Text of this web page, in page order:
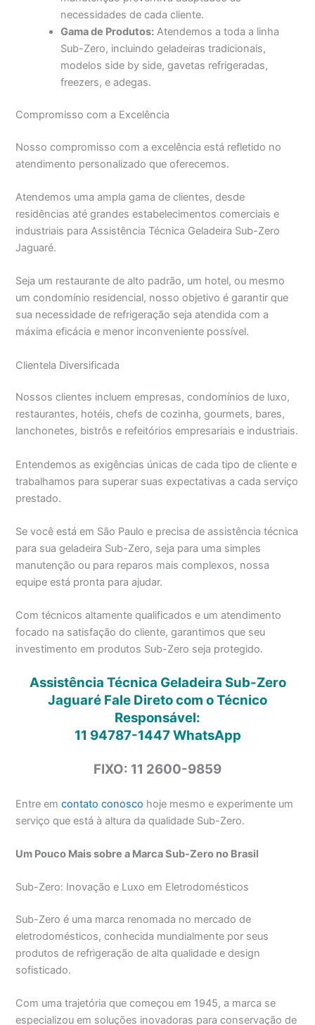
necessidades de cada cliente.
Gama de Produtos: Atendemos a toda a linha
Sub-Zero, incluindo geladeiras tradicionais,
modelos side by side, gavetas refrigeradas,
freezers, e adegas.
Compromisso com a Excelência
Nosso compromisso com a excelência está refletido no
atendimento personalizado que oferecemos.
Atendemos uma ampla gama de clientes, desde
residências até grandes estabelecimentos comerciais e
industriais para Assistência Técnica Geladeira Sub-Zero
Jaguaré.
Seja um restaurante de alto padrão, um hotel, ou mesmo
um condomínio residencial, nosso objetivo é garantir que
sua necessidade de refrigeração seja atendida com a
máxima eficácia e menor inconveniente possível.
Clientela Diversificada
Nossos clientes incluem empresas, condomínios de luxo,
restaurantes, hotéis, chefs de cozinha, gourmets, bares,
lanchonetes, bistrôs e refeitórios empresariais e industriais.
Entendemos as exigências únicas de cada tipo de cliente e
trabalhamos para superar suas expectativas a cada serviço
prestado.
Se você está em São Paulo e precisa de assistência técnica
para sua geladeira Sub-Zero, seja para uma simples
manutenção ou para reparos mais complexos, nossa
equipe está pronta para ajudar.
Com técnicos altamente qualificados e um atendimento
focado na satisfação do cliente, garantimos que seu
investimento em produtos Sub-Zero seja protegido.
Assistência Técnica Geladeira Sub-Zero
Jaguaré Fale Direto com o Técnico
Responsável:
11 94787-1447WhatsApp
FIXO: 11 2600-9859
Entre emcontato conosco hoje mesmo e experimente um
serviço que está à altura da qualidade Sub-Zero.
Um Pouco Mais sobre a Marca Sub-Zero no Brasil
Sub-Zero: Inovação e Luxo em Eletrodomésticos
Sub-Zero é uma marca renomada no mercado de
eletrodomésticos, conhecida mundialmente por seus
produtos de refrigeração de alta qualidade e design
sofisticado.
Com uma trajetória que começou em 1945, a marca se
especializou em soluções inovadoras para conservação de